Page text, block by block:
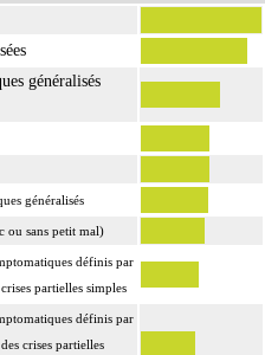
généralisés
généralisés
ou sans petit mal)
définis par
partielles simples
définis par
crises partielles